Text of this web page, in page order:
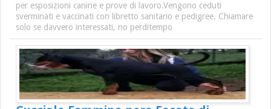
per esposizioni canine e prove di lavoro.Vengono ceduti
sverminati e vaccinati con libretto sanitario e pedigree. Chiamare
solo se davvero interessati, no perditempo